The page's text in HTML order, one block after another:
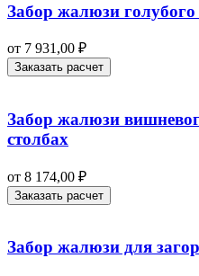
Забор жалюзи голубого
от 7 931,00 ₽
Заказать расчет
Забор жалюзи
столбах
от 8 174,00 ₽
Заказать расчет
Забор жалюзи для